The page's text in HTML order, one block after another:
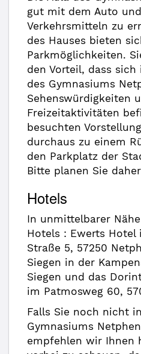
gut mit dem Auto
Verkehrsmitteln zu
des Hauses bieten
Parkmöglichkeiten.
den Vorteil, dass sich
des Gymnasiums
Sehenswürdigkeiten
Freizeitaktivitäten
besuchten
durchaus zu einem
den Parkplatz der
Bitte planen Sie
Hotels
In unmittelbarer
Hotels : Ewerts
Straße 5, 57250
Siegen in der
Siegen und das
im Patmosweg 60,
Falls Sie noch nicht
Gymnasiums
empfehlen wir Ihnen